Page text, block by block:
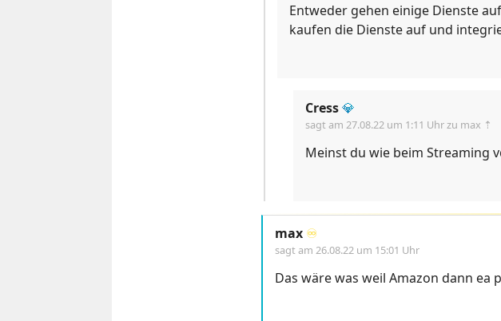
Entweder gehen einige Dienste
kaufen die Dienste auf und
Cress💎
sagt am 27.08.22 um 1:11 Uhrzu max ⇡
Meinst du wie beim Streaming
max ♾️
sagt am 26.08.22 um 15:01 Uhr
Das wäre was weil Amazon dann